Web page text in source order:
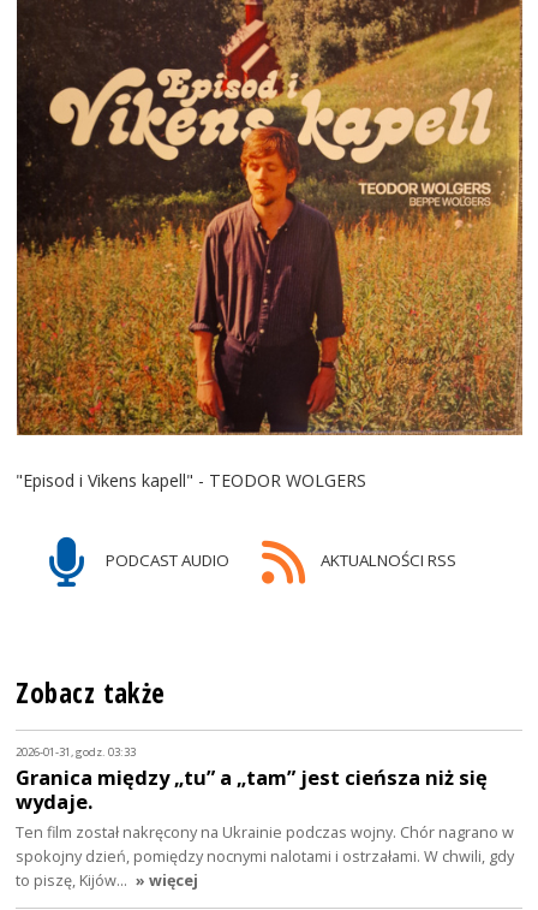
"Episod i Vikens kapell" - TEODOR WOLGERS
PODCAST AUDIO AKTUALNOŚCI RSS
Zobacz także
2026-01-31, godz. 03:33
Granica między „tu” a „tam” jest cieńsza niż się
wydaje.
Ten film został nakręcony na Ukrainie podczas wojny. Chór nagrano w
spokojny dzień, pomiędzy nocnymi nalotami i ostrzałami. W chwili, gdy
to piszę, Kijów… » więcej